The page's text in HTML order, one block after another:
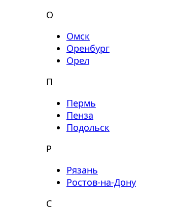
О
Омск
Оренбург
Орел
П
Пермь
Пенза
Подольск
Р
Рязань
Ростов-на-Дону
С